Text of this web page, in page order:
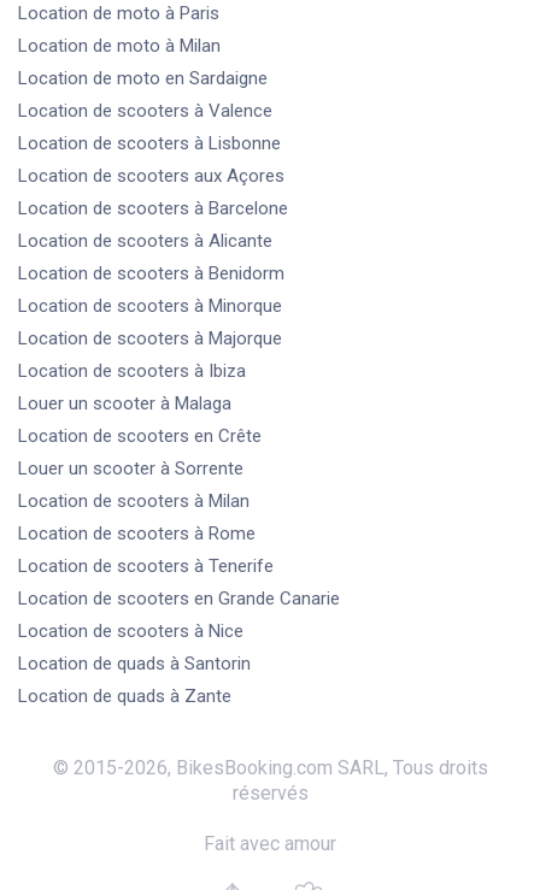
Location de moto à Paris
Location de moto à Milan
Location de moto en Sardaigne
Location de scooters à Valence
Location de scooters à Lisbonne
Location de scooters aux Açores
Location de scooters à Barcelone
Location de scooters à Alicante
Location de scooters à Benidorm
Location de scooters à Minorque
Location de scooters à Majorque
Location de scooters à Ibiza
Louer un scooter à Malaga
Location de scooters en Crête
Louer un scooter à Sorrente
Location de scooters à Milan
Location de scooters à Rome
Location de scooters à Tenerife
Location de scooters en Grande Canarie
Location de scooters à Nice
Location de quads à Santorin
Location de quads à Zante
© 2015-2026, BikesBooking.com SARL, Tous droits
réservés
Fait avec amour